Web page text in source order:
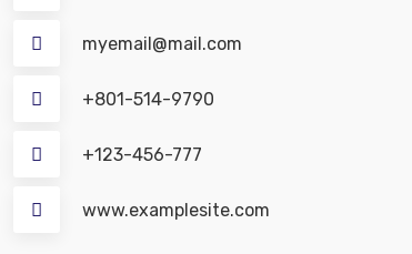
myemail@mail.com
+801-514-9790
+123-456-777
www.examplesite.com